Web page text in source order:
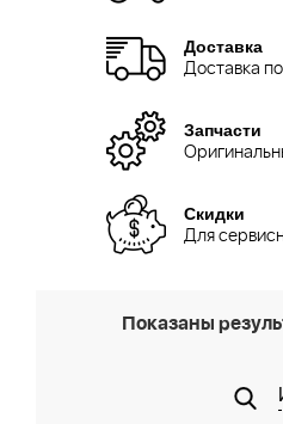
Доставка
Доставка
Запчасти
Скидки
Для
Показаны